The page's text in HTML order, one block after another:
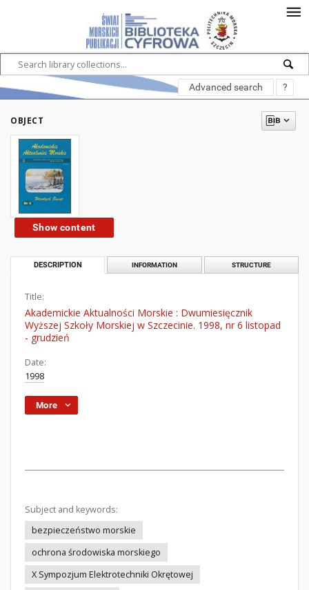
Advanced search ?
OBJECT
Show content
DESCRIPTION INFORMATION STRUCTURE
Title:
Akademickie Aktualności Morskie : Dwumiesięcznik
Wyższej Szkoły Morskiej w Szczecinie. 1998, nr 6 listopad
- grudzień
Date:
1998
More
Subject and keywords:
bezpieczeństwo morskie
ochrona środowiska morskiego
X Sympozjum Elektrotechniki Okrętowej